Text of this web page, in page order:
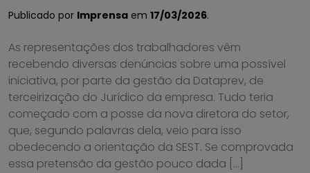
Publicado por Imprensa em 17/03/2026.
As representações dos trabalhadores vêm
recebendo diversas denúncias sobre uma possível
iniciativa, por parte da gestão da Dataprev, de
terceirização do Jurídico da empresa. Tudo teria
começado com a posse da nova diretora do setor,
que, segundo palavras dela, veio para isso
obedecendo a orientação da SEST. Se comprovada
essa pretensão da gestão pouco dada […]